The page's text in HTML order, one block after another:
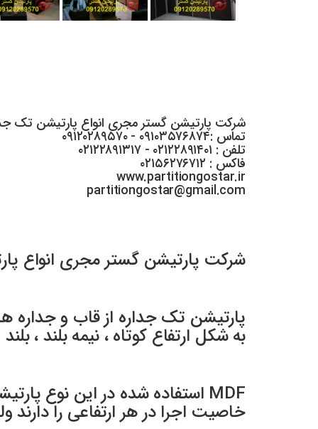
شرکت پارتیشن گستر مجری انواع پارتیشن تک
تماس :۰۹۱۰۳۵۷۶۸۷۴ - ۰۹۱۲۰۲۸۹۵۷۰
تلفن : ۰۲۱۲۲۸۹۱۴۰۱ - ۰۲۱۲۲۸۹۱۳۱۷
فاکس : ۰۲۱۵۶۲۷۶۷۱۲
www.partitiongostar.ir
partitiongostar@gmail.com
شرکت پارتیشن گستر مجری انواع
به شکل ارتفاع کوتاه ، نیمه بلند ،
خاصیت اجرا در هر ارتفاعی را دارند ولی برای درب ، ارتفاع